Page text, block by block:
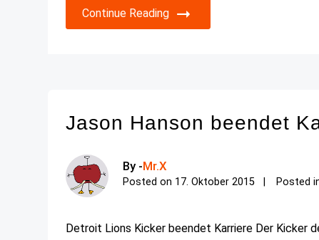
Continue Reading
Jason Hanson beendet
By -Mr.X
Posted on 17. Oktober 2015 Posted
Detroit Lions Kicker beendet Karriere Der Kicker